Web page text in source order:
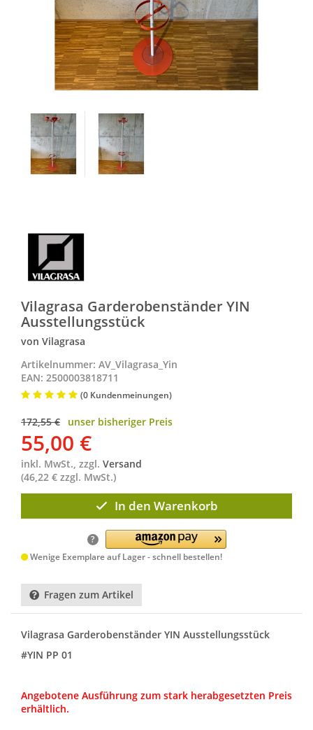
Vilagrasa Garderobenständer YIN
Ausstellungsstück
von Vilagrasa
Artikelnummer: AV_Vilagrasa_Yin
EAN: 2500003818711
(0 Kundenmeinungen)
172,55 € unser bisheriger Preis
55,00 €
inkl. MwSt., zzgl. Versand
(46,22 € zzgl. MwSt.)
In den Warenkorb
?
Wenige Exemplare auf Lager - schnell bestellen!
Fragen zum Artikel
Vilagrasa Garderobenständer YIN Ausstellungsstück
#YIN PP 01
Angebotene Ausführung zum stark herabgesetzten Preis
erhältlich.